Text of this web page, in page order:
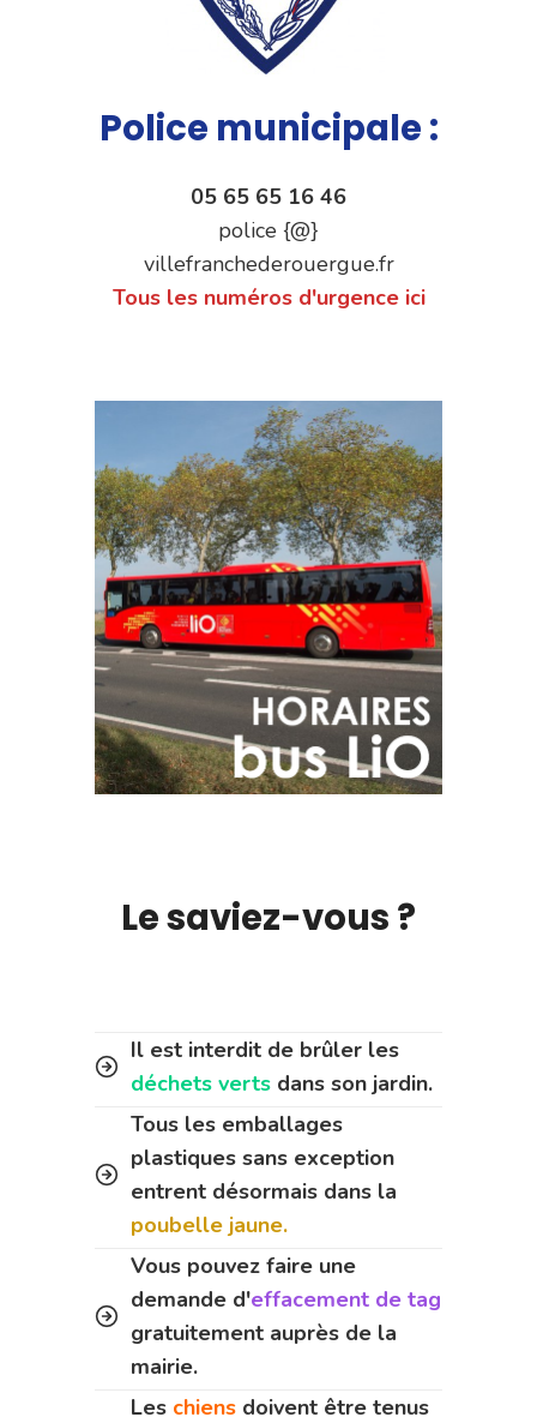
Police municipale :
05 65 65 16 46
police {@}
villefranchederouergue.fr
Tous les numéros d'urgence ici
Le saviez-vous ?
Il est interdit de brûler les
déchets verts dans son jardin.
Tous les emballages
plastiques sans exception
entrent désormais dans la
poubelle jaune.
Vous pouvez faire une
demande d'effacement de tag
gratuitement auprès de la
mairie.
Les chiens doivent être tenus